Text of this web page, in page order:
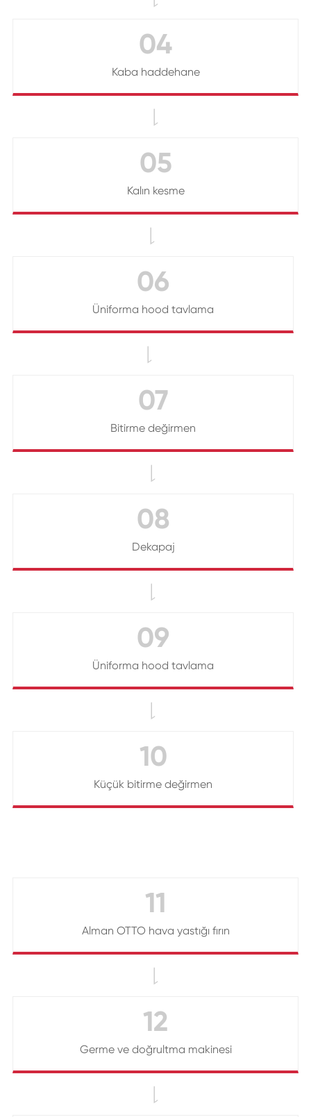
04
Kaba haddehane

05
Kalın kesme

06
Üniforma hood tavlama

07
Bitirme değirmen

08
Dekapaj

09
Üniforma hood tavlama

10
Küçük bitirme değirmen
11
Alman OTTO hava yastığı fırın

12
Germe ve doğrultma makinesi
